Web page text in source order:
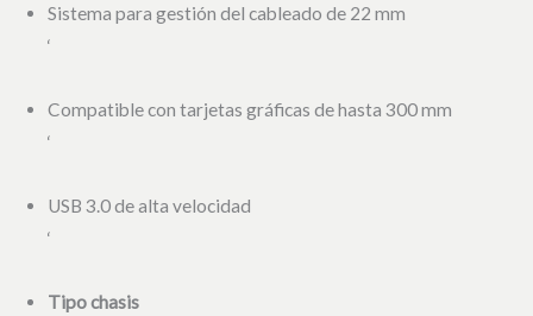
Sistema para gestión del cableado de 22 mm
‘
Compatible con tarjetas gráficas de hasta 300 mm
‘
USB 3.0 de alta velocidad
‘
Tipo chasis